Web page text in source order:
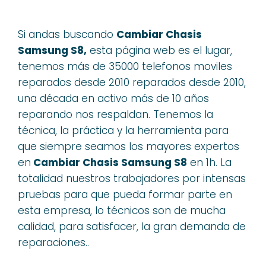
Si andas buscando Cambiar Chasis
Samsung S8, esta página web es el lugar,
tenemos más de 35000 telefonos moviles
reparados desde 2010 reparados desde 2010,
una década en activo más de 10 años
reparando nos respaldan. Tenemos la
técnica, la práctica y la herramienta para
que siempre seamos los mayores expertos
en Cambiar Chasis Samsung S8 en 1h. La
totalidad nuestros trabajadores por intensas
pruebas para que pueda formar parte en
esta empresa, lo técnicos son de mucha
calidad, para satisfacer, la gran demanda de
reparaciones..